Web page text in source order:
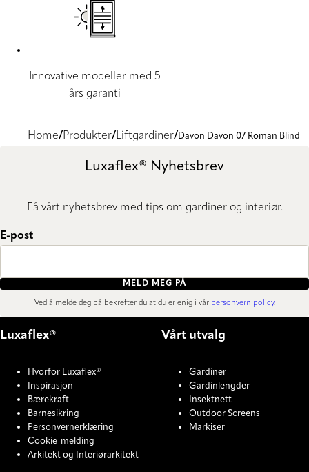
Innovative modeller med 5
års garanti
Home Produkter Liftgardiner Davon Davon 07 Roman Blind
Luxaflex® Nyhetsbrev
Få vårt nyhetsbrev med tips om gardiner og interiør.
E-post
MELD MEG PÅ
Ved å melde deg på bekrefter du at du er enig i vår personvern policy.
Luxaflex®
Hvorfor Luxaflex®
Inspirasjon
Bærekraft
Barnesikring
Personvernerklæring
Cookie-melding
Arkitekt og Interiørarkitekt
Vårt utvalg
Gardiner
Gardinlengder
Insektnett
Outdoor Screens
Markiser